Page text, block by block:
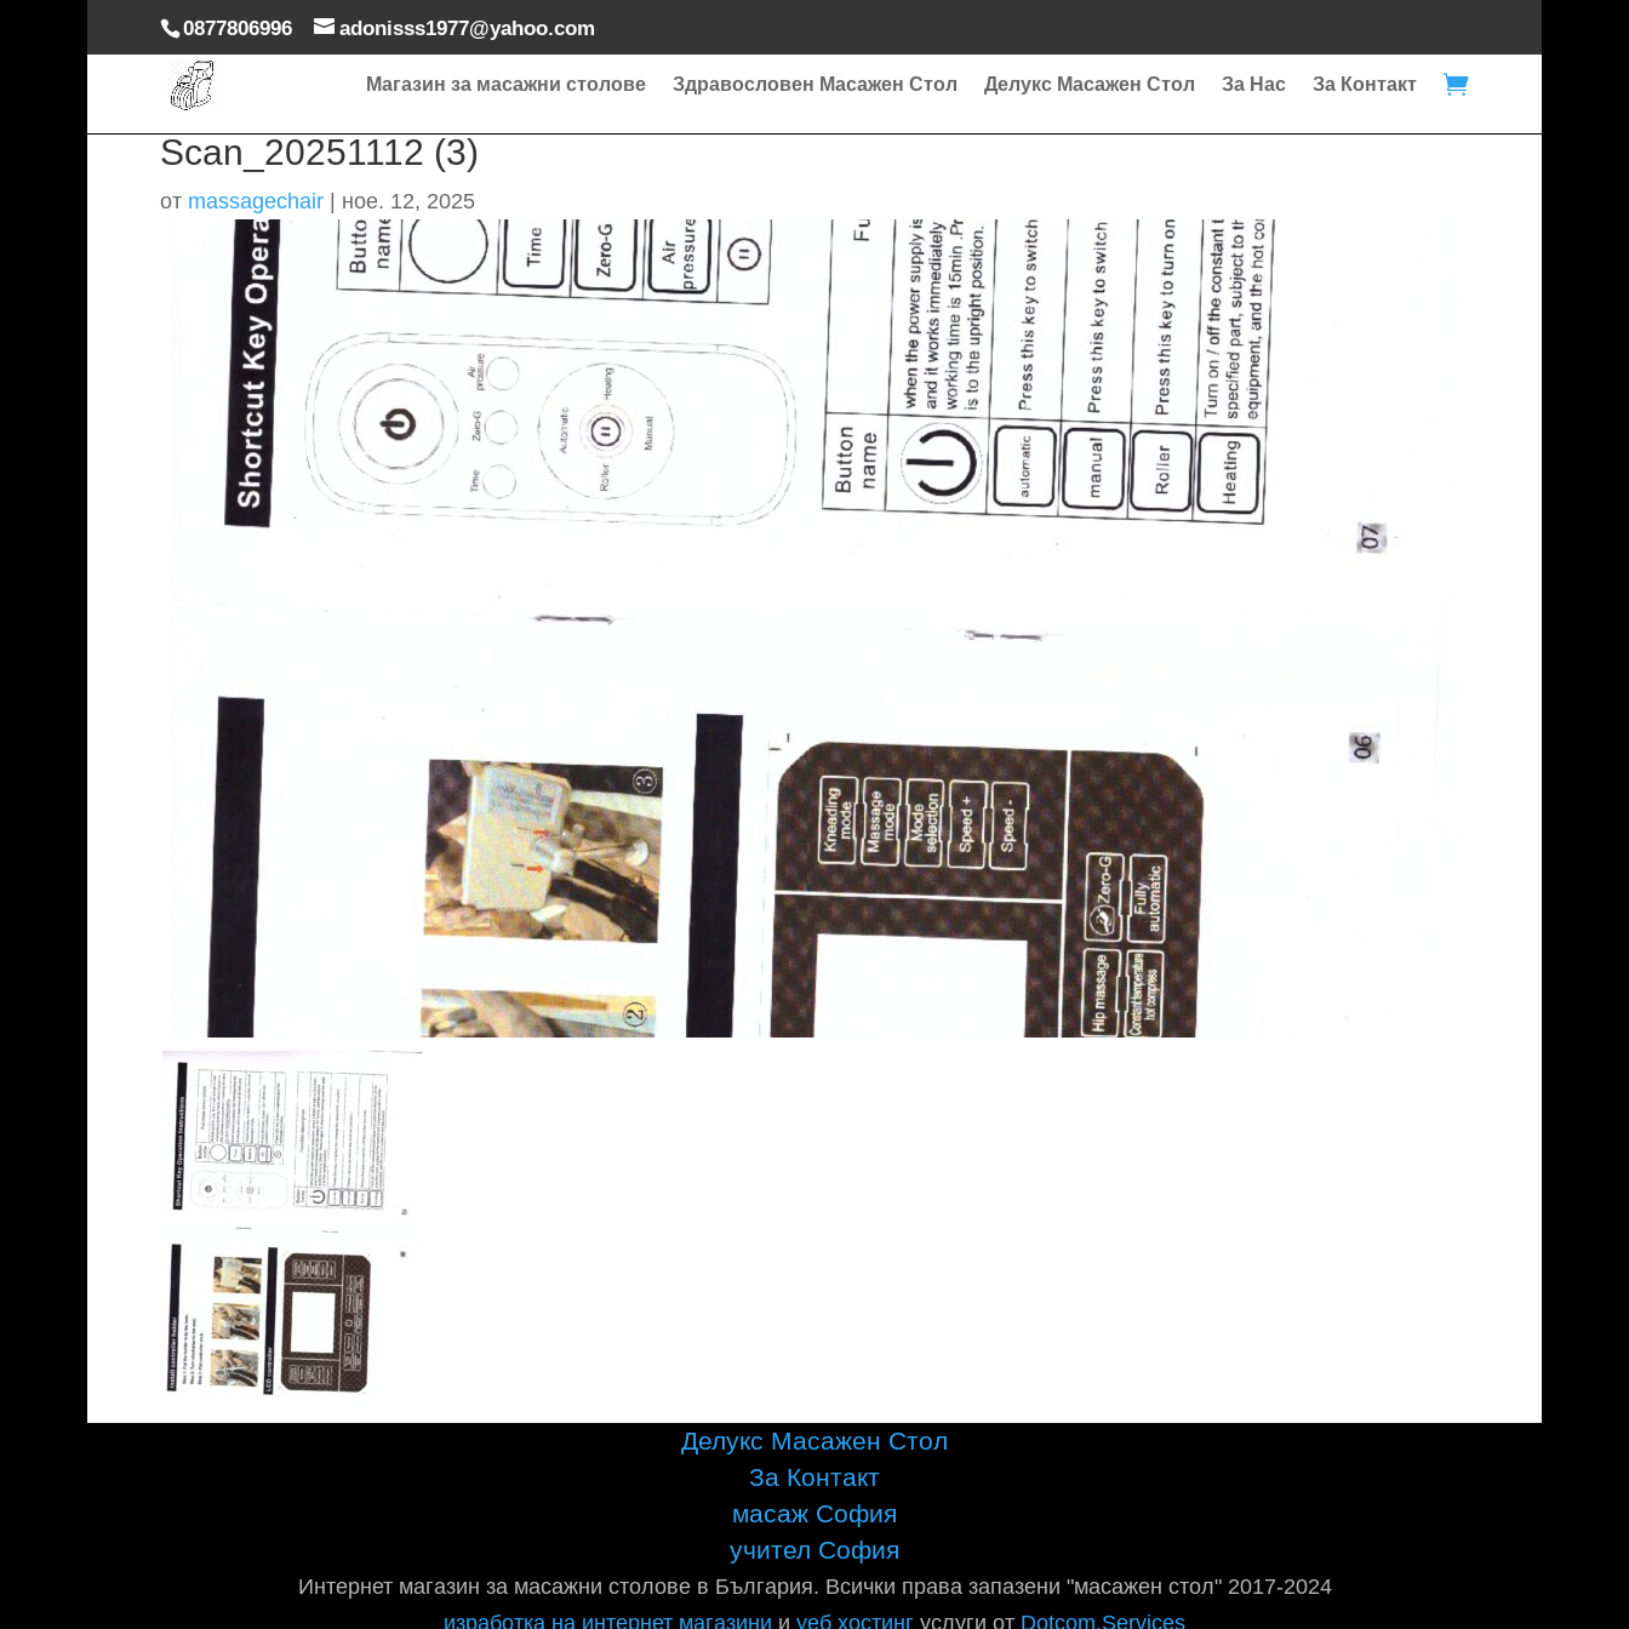
0877806996 adonisss1977@yahoo.com
Магазин за масажни столове Здравословен Масажен Стол Делукс Масажен Стол За Нас За Контакт 
Scan_20251112 (3)
от massagechair ное. 12, 2025
Делукс Масажен Стол
За Контакт
масаж София
учител София
Интернет магазин за масажни столове в България. Всички права запазени "масажен стол" 2017-2024
изработка на интернет магазини и уеб хостинг услуги от Dotcom.Services